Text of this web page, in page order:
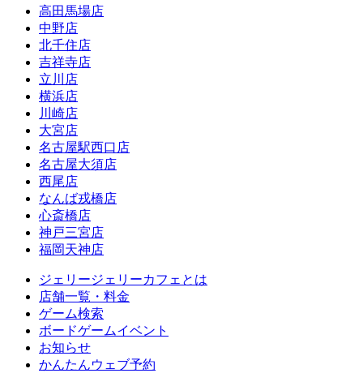
高田馬場店
中野店
北千住店
吉祥寺店
立川店
横浜店
川崎店
大宮店
名古屋駅西口店
名古屋大須店
西尾店
なんば戎橋店
心斎橋店
神戸三宮店
福岡天神店
ジェリージェリーカフェとは
店舗一覧・料金
ゲーム検索
ボードゲームイベント
お知らせ
かんたんウェブ予約